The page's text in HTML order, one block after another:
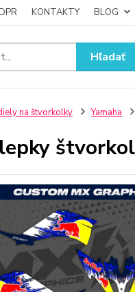
KONTAKTY BLOG
Hľadať
na štvorkolky Yamaha